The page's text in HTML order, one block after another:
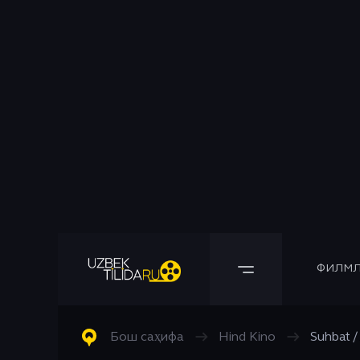
Барча Филмлар Комедия
Барча Сериаллар
Бош саҳифа → Hind Kino → Suhbat /